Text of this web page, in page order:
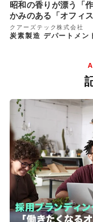
昭和の香りが漂う「
かみのある「オフィ
クアーズテック株式会社
炭素製造 デパートメン